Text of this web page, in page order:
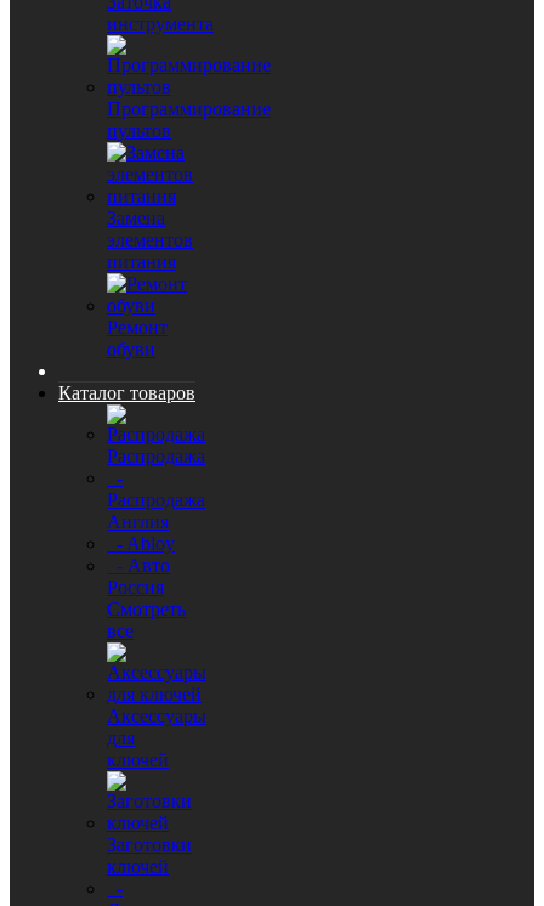
инструмента
Программирование
пультов
Замена
элементов
питания
Ремонт
обуви
Каталог товаров
Распродажа
-
Распродажа
Англия
- Abloy
- Авто
Россия
Смотреть
все
Аксессуары
для
ключей
Заготовки
ключей
-